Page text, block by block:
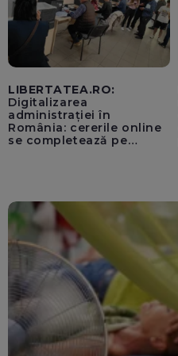
LIBERTATEA.RO:
Digitalizarea
administrației în
România: cererile online
se completează pe